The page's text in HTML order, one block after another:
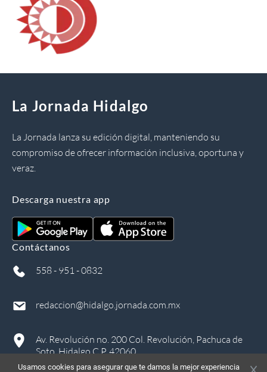
La Jornada Hidalgo
La Jornada lanza su edición digital, manteniendo su
compromiso de ofrecer información inclusiva, oportuna y
veraz.
Descarga nuestra app
Contáctanos
558 - 951 - 0832
redaccion@hidalgo.jornada.com.mx
Av. Revolución no. 200 Col. Revolución, Pachuca de
Soto, Hidalgo C.P. 42060
Usamos cookies para asegurar que te damos la mejor experiencia